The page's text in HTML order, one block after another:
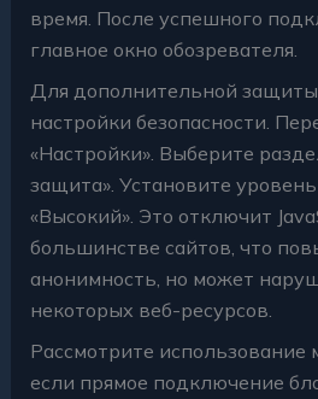
время. После успешного
главное окно обозревателя.
Для дополнительной
настройки безопасности.
«Настройки». Выберите
защита». Установите
«Высокий». Это отключит
большинстве сайтов, что
анонимность, но может
некоторых веб-ресурсов.
Рассмотрите использование
если прямое подключение